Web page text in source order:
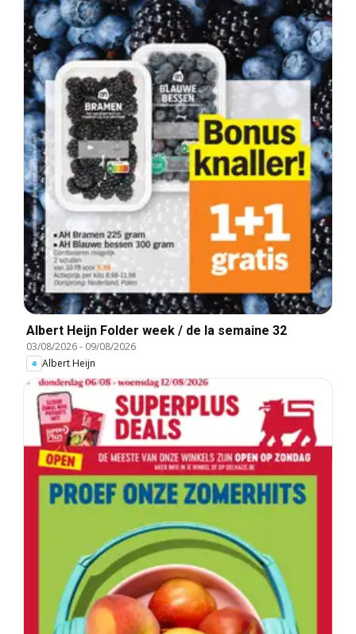
Albert Heijn Folder week / de la semaine 32
03/08/2026- 09/08/2026
Albert Heijn